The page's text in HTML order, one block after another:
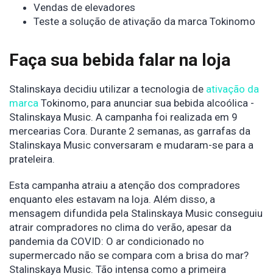
Vendas de elevadores
Teste a solução de ativação da marca Tokinomo
Faça sua bebida falar na loja
Stalinskaya decidiu utilizar a tecnologia de ativação da
marca Tokinomo, para anunciar sua bebida alcoólica -
Stalinskaya Music. A campanha foi realizada em 9
mercearias Cora. Durante 2 semanas, as garrafas da
Stalinskaya Music conversaram e mudaram-se para a
prateleira.
Esta campanha atraiu a atenção dos compradores
enquanto eles estavam na loja. Além disso, a
mensagem difundida pela Stalinskaya Music conseguiu
atrair compradores no clima do verão, apesar da
pandemia da COVID: O ar condicionado no
supermercado não se compara com a brisa do mar?
Stalinskaya Music. Tão intensa como a primeira